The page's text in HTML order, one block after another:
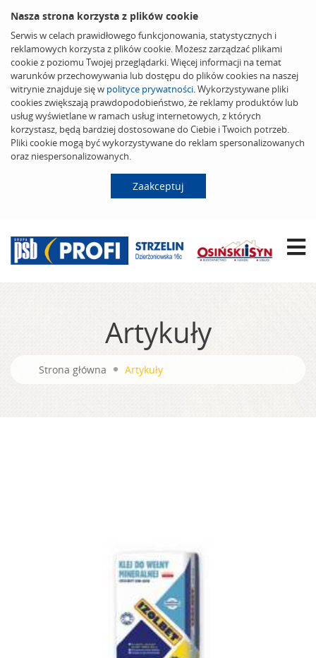
Nasza strona korzysta z plików cookie
Serwis w celach prawidłowego funkcjonowania, statystycznych i
reklamowych korzysta z plików cookie. Możesz zarządzać plikami
cookie z poziomu Twojej przeglądarki. Więcej informacji na temat
warunków przechowywania lub dostępu do plików cookies na naszej
witrynie znajduje się w polityce prywatności. Wykorzystywane pliki
cookies zwiększają prawdopodobieństwo, że reklamy produktów lub
usług wyświetlane w ramach usług internetowych, z których
korzystasz, będą bardziej dostosowane do Ciebie i Twoich potrzeb.
Pliki cookie mogą być wykorzystywane do reklam spersonalizowanych
oraz niespersonalizowanych.
Zaakceptuj
Artykuły
Strona główna Artykuły